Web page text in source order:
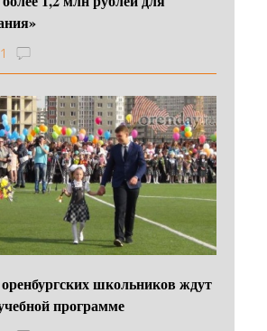
школьников ждут
программе